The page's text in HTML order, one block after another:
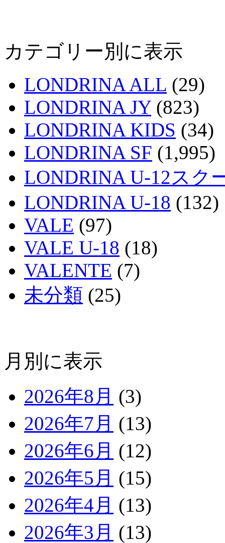
カテゴリー別に表示
LONDRINA ALL (29)
LONDRINA JY(823)
LONDRINA KIDS (34)
LONDRINA SF (1,995)
LONDRINA U-12スク
LONDRINA U-18 (132)
VALE (97)
VALE U-18 (18)
VALENTE (7)
未分類 (25)
月別に表示
2026年8月 (3)
2026年7月 (13)
2026年6月 (12)
2026年5月 (15)
2026年4月 (13)
2026年3月 (13)